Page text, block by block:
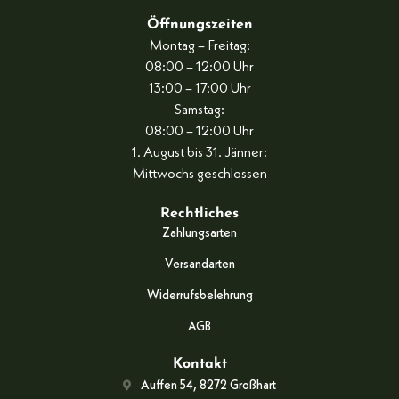
Öffnungszeiten
Montag – Freitag:
08:00 – 12:00 Uhr
13:00 – 17:00 Uhr
Samstag:
08:00 – 12:00 Uhr
1. August bis 31. Jänner:
Mittwochs geschlossen
Rechtliches
Zahlungsarten
Versandarten
Widerrufsbelehrung
AGB
Kontakt
Auffen 54, 8272 Großhart